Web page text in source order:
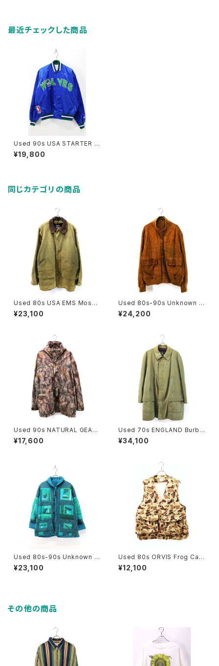
最近チェックした商品
Used 90s USA STARTER N
BA Timber Wolves Blue Ny
lon Blouson Jacket Size L
¥19,800
同じカテゴリの商品
Used 80s USA EMS Moss
Green Duck Cotton Huntin
g Field Jacket Size L 古着
¥23,100
Used 80s-90s Unknown B
rown Tanned Leather Valst
ar Jacket Size 58 XL 相当
¥24,200
Used 90s NATURAL GEAR
Beatiful Real Tree Camo F
ake Suede Mountain Parka
¥17,600
Used 70s ENGLAND Burbe
rrys Equivocal Balmacaan
Half Coat Size L 相当 古着
¥34,100
Used 80s-90s Unknown T
urquoise Quilt Patch Work
Padded Jacket Size L-XL
¥23,100
Used 80s ORVIS Frog Cam
o Hunting Gimmick Vest Si
ze L 古着
¥12,100
その他の商品